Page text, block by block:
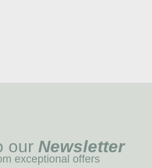
our Newsletter
exceptional offers